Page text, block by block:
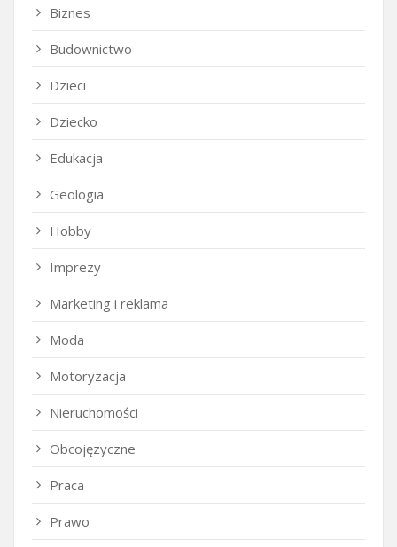
Biznes
Budownictwo
Dzieci
Dziecko
Edukacja
Geologia
Hobby
Imprezy
Marketing i reklama
Moda
Motoryzacja
Nieruchomości
Obcojęzyczne
Praca
Prawo